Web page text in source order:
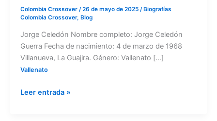
Colombia Crossover /26 de mayo de 2025 /Biografías
Colombia Crossover, Blog
Jorge Celedón Nombre completo: Jorge Celedón
Guerra Fecha de nacimiento: 4 de marzo de 1968
Villanueva, La Guajira. Género: Vallenato […]
Vallenato
Leer entrada »